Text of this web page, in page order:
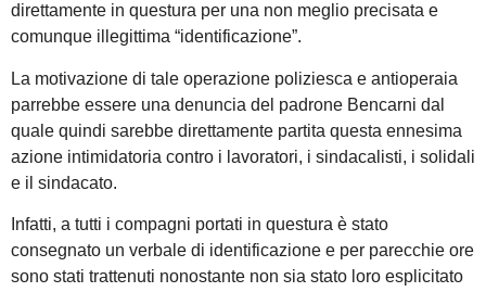
direttamente in questura per una non meglio precisata e
comunque illegittima “identificazione”.
La motivazione di tale operazione poliziesca e antioperaia
parrebbe essere una denuncia del padrone Bencarni dal
quale quindi sarebbe direttamente partita questa ennesima
azione intimidatoria contro i lavoratori, i sindacalisti, i solidali
e il sindacato.
Infatti, a tutti i compagni portati in questura è stato
consegnato un verbale di identificazione e per parecchie ore
sono stati trattenuti nonostante non sia stato loro esplicitato